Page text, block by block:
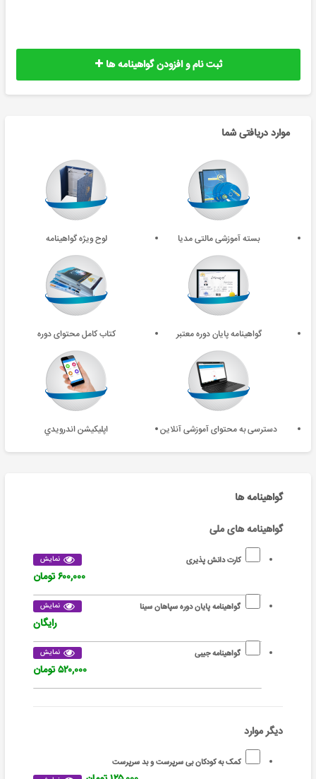
ثبت نام و افزودن گواهینامه ها
موارد دریافتی شما
بسته آموزشی مالتی مدیا لوح ویژه گواهینامه
گواهینامه پایان دوره معتبر کتاب کامل محتوای دوره
دسترسی به محتوای آموزشی آنلاین اپليکيشن اندرويدي
گواهینامه ها
گواهینامه های ملی
کارت دانش پذیری نمایش
۶۰۰,۰۰۰ تومان
گواهینامه پایان دوره سپاهان سینا نمایش
رایگان
گواهینامه جیبی نمایش
۵۲۰,۰۰۰ تومان
دیگر موارد
کمک به کودکان بی سرپرست و بد سرپرست